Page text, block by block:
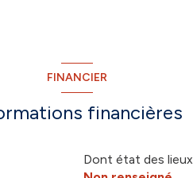
FINANCIER
financières
Dont état des lieux